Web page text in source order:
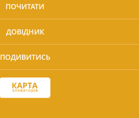
ПОЧИТАТИ
ДОВІДНИК
ПОДИВИТИСЬ